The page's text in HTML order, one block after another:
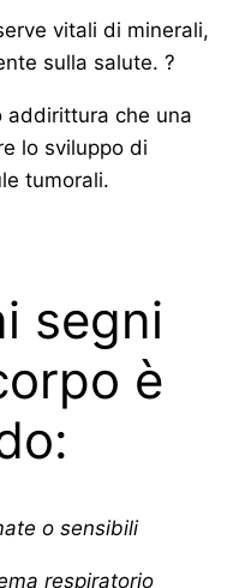
vitali di minerali,
sulla salute. ?
addirittura che una
lo sviluppo di
tumorali.
segni
è
o sensibili
respiratorio